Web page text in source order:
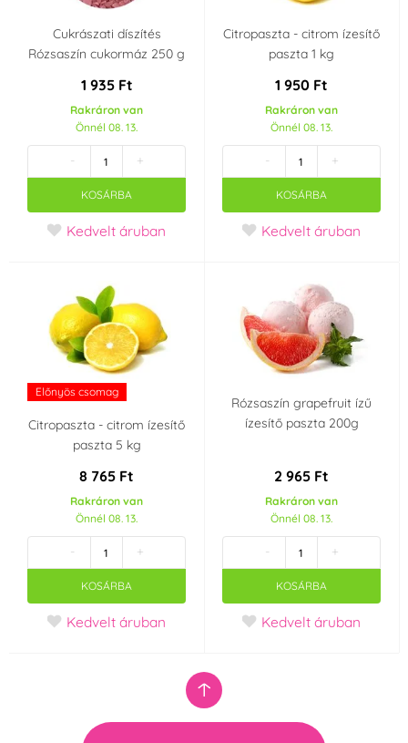
Cukrászati díszítés
Rózsaszín cukormáz 250 g
1 935 Ft
Rakráron van
Önnél 08. 13.
- +
KOSÁRBA
Kedvelt áruban
Citropaszta - citrom ízesítő
paszta 1 kg
1 950 Ft
Rakráron van
Önnél 08. 13.
- +
KOSÁRBA
Kedvelt áruban
Előnyös csomag
Citropaszta - citrom ízesítő
paszta 5 kg
8 765 Ft
Rakráron van
Önnél 08. 13.
- +
KOSÁRBA
Kedvelt áruban
Rózsaszín grapefruit ízű
ízesítő paszta 200g
2 965 Ft
Rakráron van
Önnél 08. 13.
- +
KOSÁRBA
Kedvelt áruban